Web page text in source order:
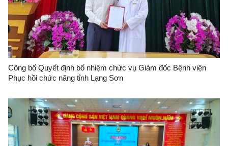
Công bố Quyết định bổ nhiệm chức vụ Giám đốc Bệnh viện
Phục hồi chức năng tỉnh Lạng Sơn